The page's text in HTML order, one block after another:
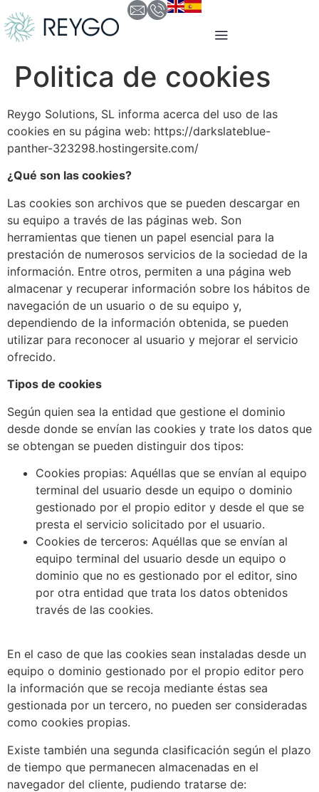
Politica de cookies
Reygo Solutions, SL informa acerca del uso de las
cookies en su página web: https://darkslateblue-
panther-323298.hostingersite.com/
¿Qué son las cookies?
Las cookies son archivos que se pueden descargar en
su equipo a través de las páginas web. Son
herramientas que tienen un papel esencial para la
prestación de numerosos servicios de la sociedad de la
información. Entre otros, permiten a una página web
almacenar y recuperar información sobre los hábitos de
navegación de un usuario o de su equipo y,
dependiendo de la información obtenida, se pueden
utilizar para reconocer al usuario y mejorar el servicio
ofrecido.
Tipos de cookies
Según quien sea la entidad que gestione el dominio
desde donde se envían las cookies y trate los datos que
se obtengan se pueden distinguir dos tipos:
Cookies propias: Aquéllas que se envían al equipo
terminal del usuario desde un equipo o dominio
gestionado por el propio editor y desde el que se
presta el servicio solicitado por el usuario.
Cookies de terceros: Aquéllas que se envían al
equipo terminal del usuario desde un equipo o
dominio que no es gestionado por el editor, sino
por otra entidad que trata los datos obtenidos
través de las cookies.
En el caso de que las cookies sean instaladas desde un
equipo o dominio gestionado por el propio editor pero
la información que se recoja mediante éstas sea
gestionada por un tercero, no pueden ser consideradas
como cookies propias.
Existe también una segunda clasificación según el plazo
de tiempo que permanecen almacenadas en el
navegador del cliente, pudiendo tratarse de: